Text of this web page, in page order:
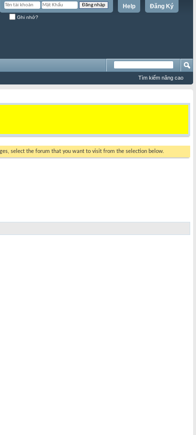
Đăng Ký
Help
Ghi nhớ?
Tìm kiếm nâng cao
select the forum that you want to visit from the selection below.